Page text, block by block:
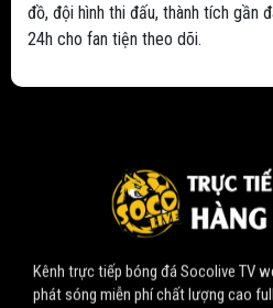
đồ, đội hình thi đấu, thành tích gần
24h cho fan tiện theo dõi.
Kênh trực tiếp bóng đá Socolive TV
phát sóng miễn phí chất lượng cao